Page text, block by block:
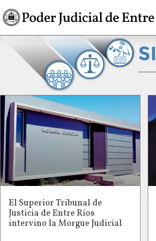
El Superior Tribunal de
Justicia de Entre Ríos
intervino la Morgue Judicial